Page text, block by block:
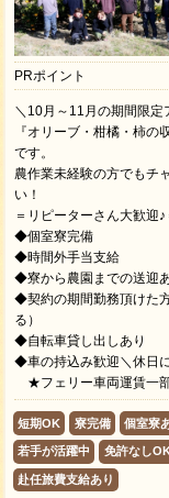
PRポイント
＼10月～11月の期間限定
『オリーブ・柑橘・柿
です。
農作業未経験の方でもチ
い！
＝リピーターさん大歓迎♪
◆個室寮完備
◆時間外手当支給
◆寮から農園までの送迎
◆契約の期間勤務頂けた
る）
◆自転車貸し出しあり
◆車の持込み歓迎＼休日
★フェリー車両運賃一部
短期OK 寮完備 個室寮
若手が活躍中 免許なし
赴任旅費支給あり